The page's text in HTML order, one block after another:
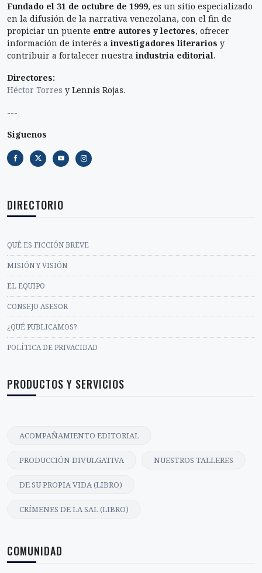
Fundado el 31 de octubre de 1999, es un sitio especializado
en la difusión de la narrativa venezolana, con el fin de
propiciar un puente entre autores y lectores, ofrecer
información de interés ainvestigadores literarios y
contribuir a fortalecer nuestraindustria editorial.
Directores:
Héctor Torres y Lennis Rojas.
---
Siguenos
DIRECTORIO
QUÉ ES FICCIÓN BREVE
MISIÓN Y VISIÓN
EL EQUIPO
CONSEJO ASESOR
¿QUÉ PUBLICAMOS?
POLÍTICA DE PRIVACIDAD
PRODUCTOS Y SERVICIOS
ACOMPAÑAMIENTO EDITORIAL
PRODUCCIÓN DIVULGATIVA NUESTROS TALLERES
DE SU PROPIA VIDA (LIBRO)
CRÍMENES DE LA SAL (LIBRO)
COMUNIDAD